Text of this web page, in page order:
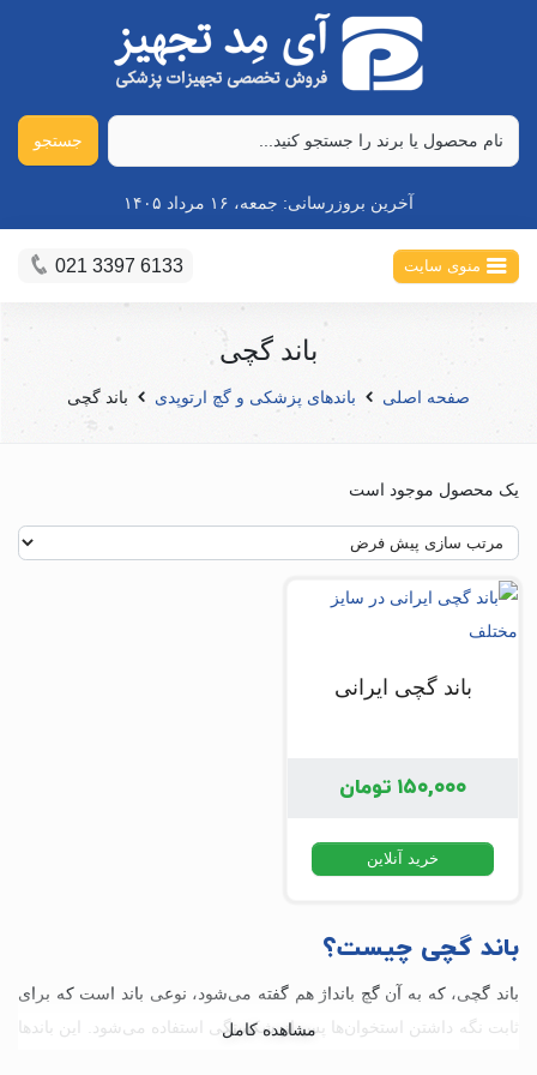
جستجو
آخرین بروزرسانی: جمعه، ۱۶ مرداد ۱۴۰۵
منوی سایت 021 3397 6133
باند گچی
صفحه اصلی باندهای پزشکی و گچ ارتوپدی باند گچی
یک محصول موجود است
باند گچی ایرانی
۱۵۰,۰۰۰ تومان
خرید آنلاین
باند گچی چیست؟
باند گچی، که به آن گچ بانداژ هم گفته می‌شود، نوعی باند است که برای
ثابت نگه داشتن استخوان‌ها پس از شکستگی استفاده می‌شود. این باندها